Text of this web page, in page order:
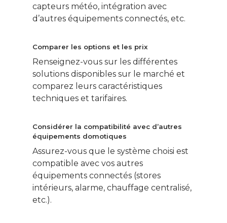
capteurs météo, intégration avec
d’autres équipements connectés, etc.
Comparer les options et les prix
Renseignez-vous sur les différentes
solutions disponibles sur le marché et
comparez leurs caractéristiques
techniques et tarifaires.
Considérer la compatibilité avec d’autres
équipements domotiques
Assurez-vous que le système choisi est
compatible avec vos autres
équipements connectés (stores
intérieurs, alarme, chauffage centralisé,
etc.).